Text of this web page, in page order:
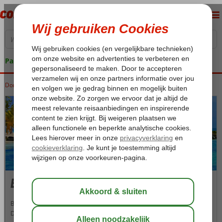
Pakketgarantie
Home
Dominicaanse Republiek Punta Cana Bavaro
Bavaro
Bavaro is niet voor niets de grootste toeristische hotspot van de
Dominicaanse Republiek. Exotische witte zandstranden,